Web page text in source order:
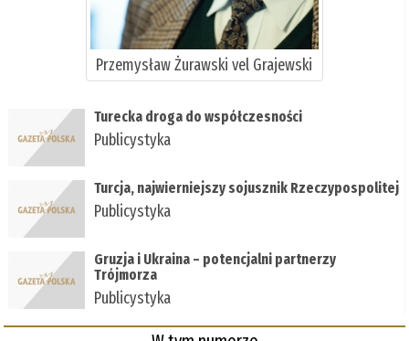
Przemysław Żurawski vel Grajewski
Turecka droga do współczesności
Publicystyka
Turcja, najwierniejszy sojusznik Rzeczypospolitej
Publicystyka
Gruzja i Ukraina – potencjalni partnerzy
Trójmorza
Publicystyka